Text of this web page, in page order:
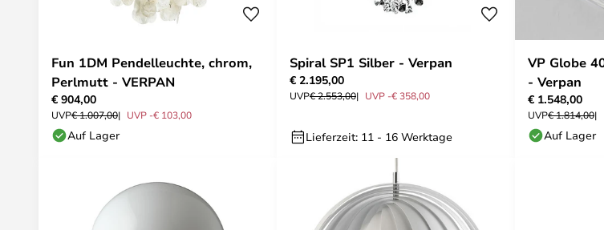
Fun 1DM Pendelleuchte, chrom,
Perlmutt - VERPAN
€ 904,00
UVP€ 1.007,00 UVP -€ 103,00
Auf Lager
Spiral SP1 Silber - Verpan
€ 2.195,00
UVP€ 2.553,00 UVP -€ 358,00
Lieferzeit: 11 - 16 Werktage
VP Globe
- Verpan
€ 1.548,00
UVP€ 1.814,00
Auf Lager